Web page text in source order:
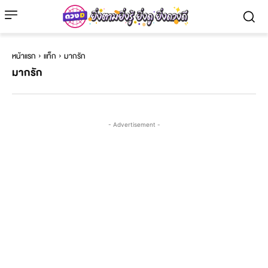
หน้าแรก แท็ก มากรัก
มากรัก
- Advertisement -